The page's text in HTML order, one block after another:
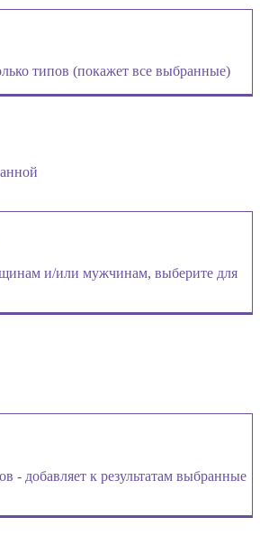
типов (покажет все выбранные)
и/или мужчинам, выберите для
- добавляет к результатам выбранные